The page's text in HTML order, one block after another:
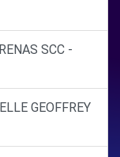
SCC -
GEOFFREY